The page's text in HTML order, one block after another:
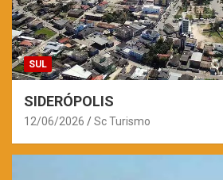
SUL
SIDERÓPOLIS
12/06/2026 Sc Turismo